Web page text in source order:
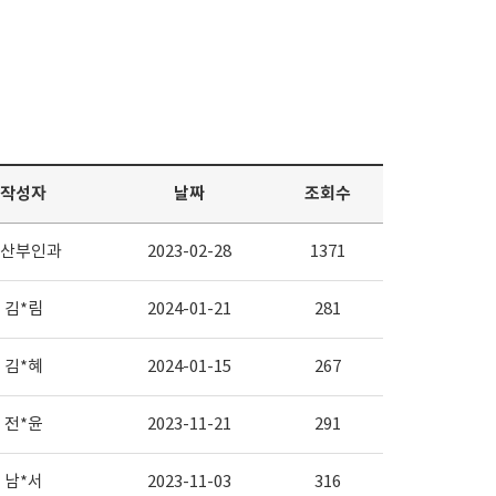
작성자 날짜 조회수
부인과 2023-02-28 1371
김*림 2024-01-21 281
김*혜 2024-01-15 267
전*윤 2023-11-21 291
남*서 2023-11-03 316